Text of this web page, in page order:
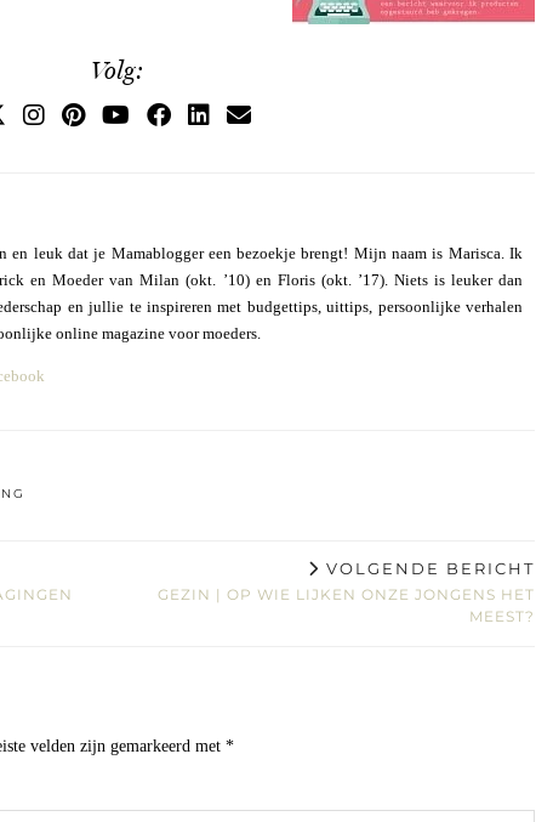
Volg:
en leuk dat je Mamablogger een bezoekje brengt! Mijn naam is Marisca. Ik
en Moeder van Milan (okt. ’10) en Floris (okt. ’17). Niets is leuker dan
en jullie te inspireren met budgettips, uittips, persoonlijke verhalen
online magazine voor moeders.
VOLGENDE BERICHT
GEZIN | OP WIE LIJKEN ONZE JONGENS HET
MEEST?
velden zijn gemarkeerd met *